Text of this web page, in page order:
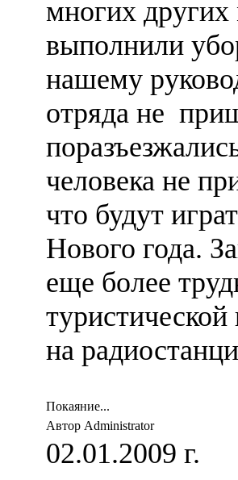
многих
выполнили
нашему
отряда не
человека не
что будут
Нового года.
еще более
на
Покаяние...
Автор Administrator
02.01.2009 г.